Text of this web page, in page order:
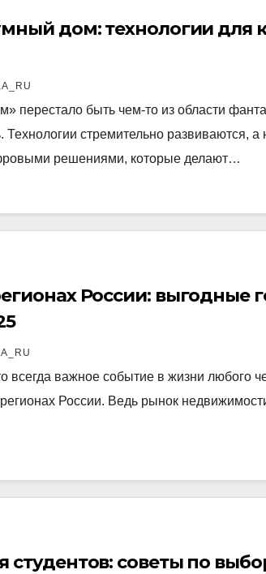
дом: технологии для
перестало быть чем-то из области
стремительно развиваются, а
решениями, которые делают…
России: выгодные
всегда важное событие в жизни любого
России. Ведь рынок
советы по